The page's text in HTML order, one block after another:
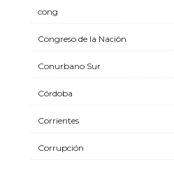
cong
Congreso de la Nación
Conurbano Sur
Córdoba
Corrientes
Corrupción